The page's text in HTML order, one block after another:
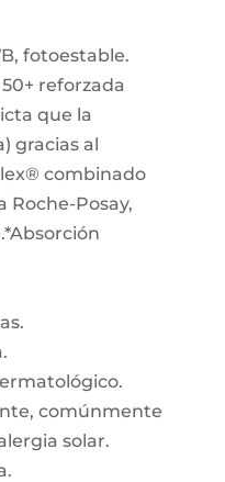
fotoestable.
reforzada
que la
gracias al
combinado
Roche-Posay,
comúnmente
solar.